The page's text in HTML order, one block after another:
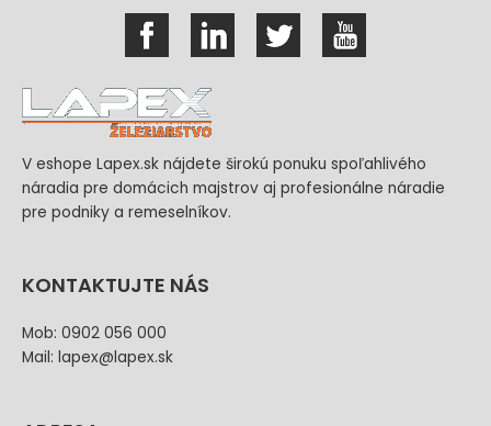
V eshope Lapex.sk nájdete širokú ponuku spoľahlivého
náradia pre domácich majstrov aj profesionálne náradie
pre podniky a remeselníkov.
KONTAKTUJTE NÁS
Mob: 0902 056 000
Mail: lapex@lapex.sk